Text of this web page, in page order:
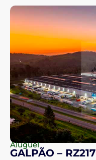
Aluguel
GALPÃO – RZ217